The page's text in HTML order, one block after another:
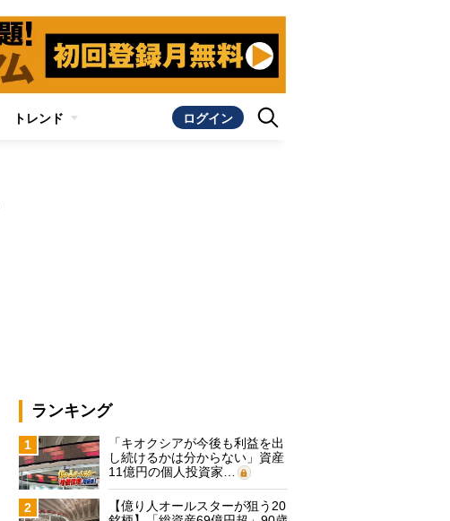
トレンド ログイン
ランキング
1
「キオクシアが今後も利益を出
し続けるかは分からない」資産
11億円の個人投資家…
2
【億り人オールスターが狙う20